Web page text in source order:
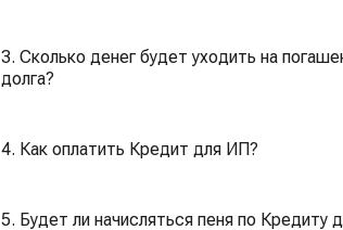
3. Сколько денег будет уходить на
долга?
4. Как оплатить Кредит для ИП?
5. Будет ли начисляться пеня по Кредиту